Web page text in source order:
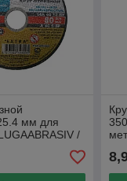
мм для
/
усиление к